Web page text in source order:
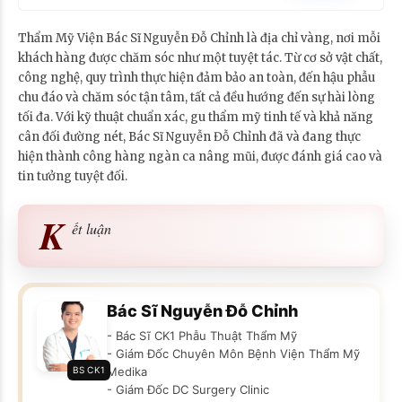
Thẩm Mỹ Viện Bác Sĩ Nguyễn Đỗ Chỉnh là địa chỉ vàng, nơi mỗi
khách hàng được chăm sóc như một tuyệt tác. Từ cơ sở vật chất,
công nghệ, quy trình thực hiện đảm bảo an toàn, đến hậu phẫu
chu đáo và chăm sóc tận tâm, tất cả đều hướng đến sự hài lòng
tối đa. Với kỹ thuật chuẩn xác, gu thẩm mỹ tinh tế và khả năng
cân đối đường nét, Bác Sĩ Nguyễn Đỗ Chỉnh đã và đang thực
hiện thành công hàng ngàn ca nâng mũi, được đánh giá cao và
tin tưởng tuyệt đối.
K ết luận
BS CK1
Bác Sĩ Nguyễn Đỗ Chỉnh
- Bác Sĩ CK1 Phẫu Thuật Thẩm Mỹ
- Giám Đốc Chuyên Môn Bệnh Viện Thẩm Mỹ
Medika
- Giám Đốc DC Surgery Clinic